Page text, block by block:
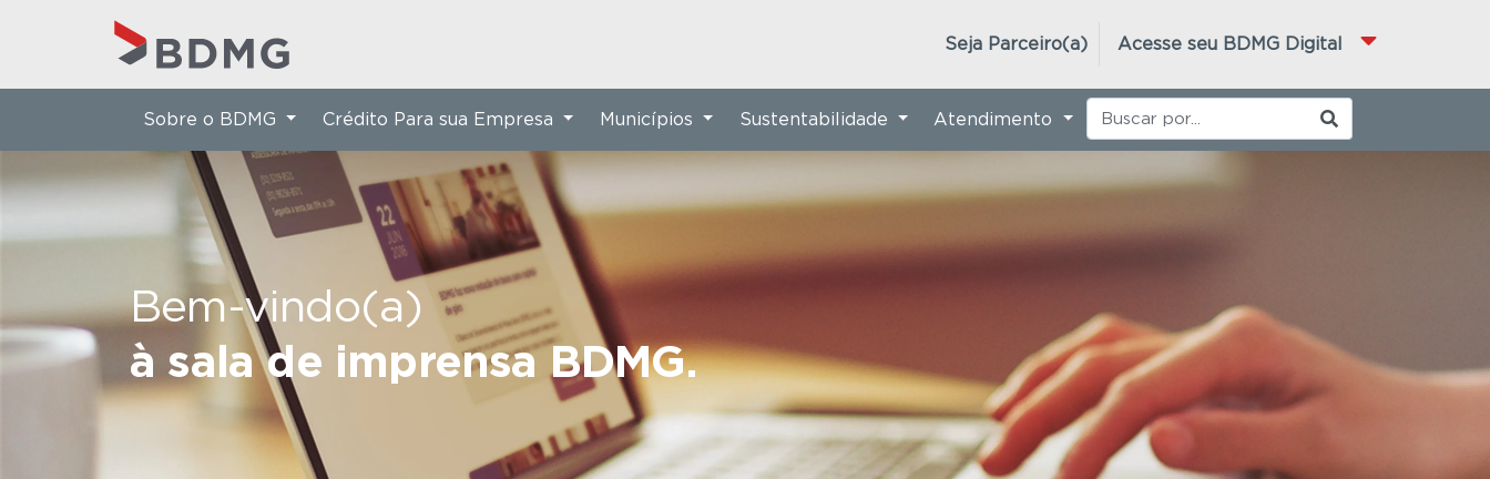
Acesse seu BDMG Digital
Seja Parceiro(a)
Bem-vindo(a)
à sala de imprensa BDMG.
Sobre o BDMG Crédito Para sua Empresa Municípios Sustentabilidade Atendimento